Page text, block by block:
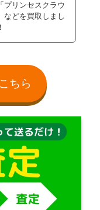
プリンセスクラウ
などを買取しまし
ちら